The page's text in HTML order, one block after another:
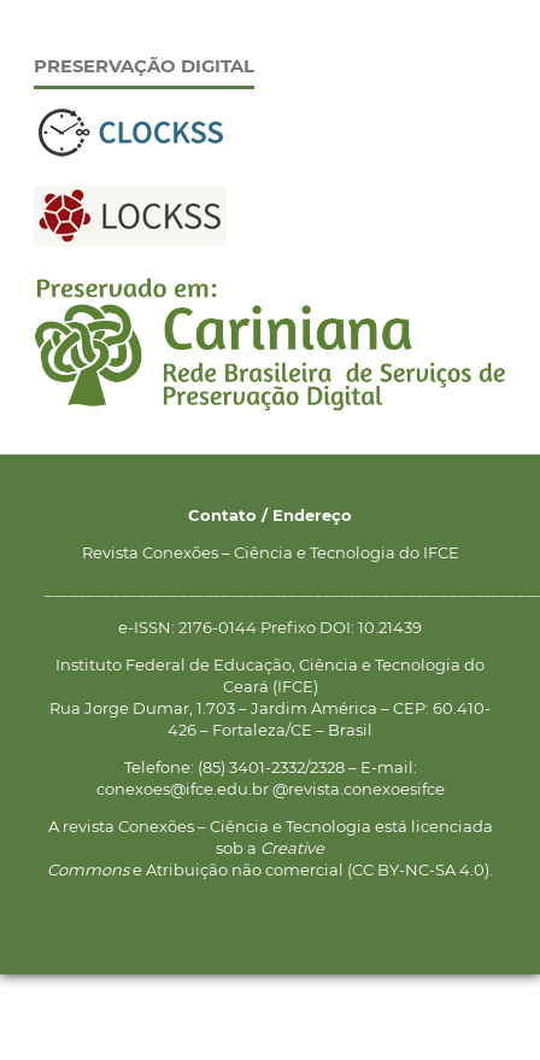
PRESERVAÇÃO DIGITAL
Contato / Endereço
Revista Conexões – Ciência e Tecnologia do IFCE
e-ISSN: 2176-0144 Prefixo DOI: 10.21439
Instituto Federal de Educação, Ciência e Tecnologia do
Ceará (IFCE)
Rua Jorge Dumar, 1.703 – Jardim América – CEP: 60.410-
426 – Fortaleza/CE – Brasil
Telefone: (85) 3401-2332/2328 – E-mail:
conexoes@ifce.edu.br @revista.conexoesifce
A revista Conexões – Ciência e Tecnologia está licenciada
sob a Creative
Commonse Atribuição não comercial (CC BY-NC-SA 4.0).